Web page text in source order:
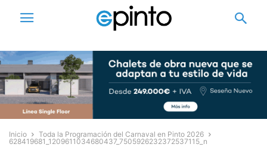
Inicio
Toda la Programación del Carnaval en Pinto 2026
628419681_1209611034680437_7505926232372537115_n